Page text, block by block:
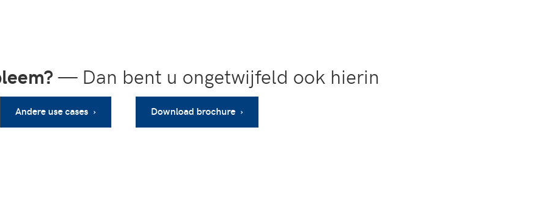
— Dan bent u ongetwijfeld ook hierin
Andere use cases › Download brochure ›